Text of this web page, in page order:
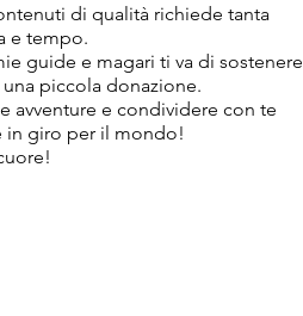
di qualità richiede tanta
e tempo.
guide e magari ti va di sostenere
piccola donazione.
avventure e condividere con te
in giro per il mondo!